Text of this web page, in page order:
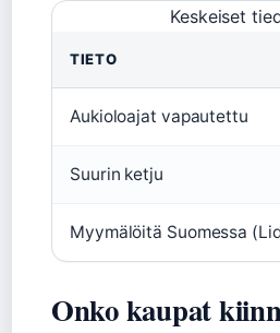
Keskeiset
TIETO
Aukioloajat vapautettu
Suurin ketju
Myymälöitä Suomessa
Onko kaupat